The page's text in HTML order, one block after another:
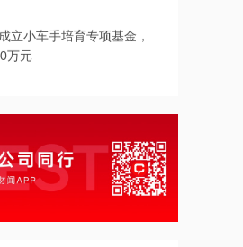
立小车手培育专项基金，
万元
核2笔债券项目，金额合计
龙星控股总部泛光工程项